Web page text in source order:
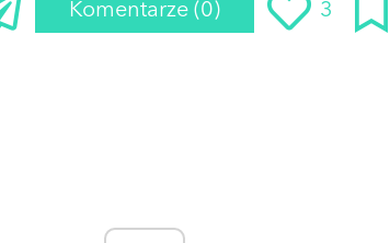
Komentarze (0) 3